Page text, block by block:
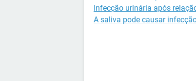
Infecção urinária após
A saliva pode causar